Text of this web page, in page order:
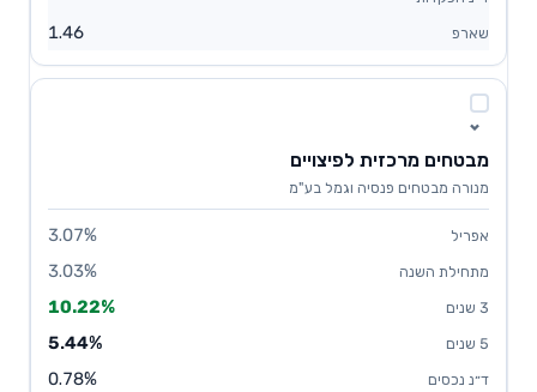
1.46
מבטחים מרכזית לפיצויים
מנורה מבטחים פנסיה וגמל בע"מ
3.07%
3.03%
10.22%
5.44%
0.78%